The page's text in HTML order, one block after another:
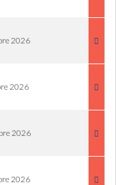
2026
2026
2026
2026